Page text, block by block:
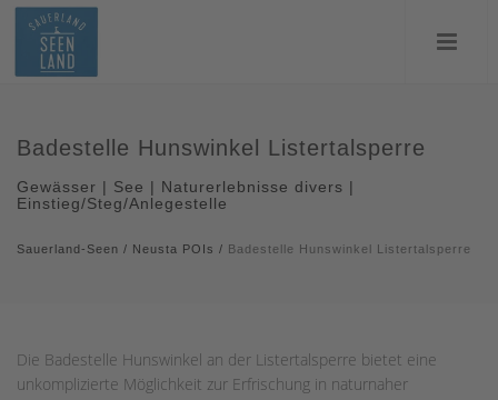
Badestelle Hunswinkel Listertalsperre
Gewässer | See | Naturerlebnisse divers |
Einstieg/Steg/Anlegestelle
Sauerland-Seen / Neusta POIs / Badestelle Hunswinkel Listertalsperre
Die Badestelle Hunswinkel an der Listertalsperre bietet eine
unkomplizierte Möglichkeit zur Erfrischung in naturnaher